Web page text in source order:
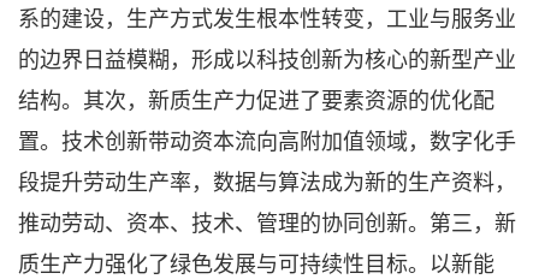
系的建设，生产方式发生根本性转变，工业与服务业
的边界日益模糊，形成以科技创新为核心的新型产业
结构。其次，新质生产力促进了要素资源的优化配
置。技术创新带动资本流向高附加值领域，数字化手
段提升劳动生产率，数据与算法成为新的生产资料，
推动劳动、资本、技术、管理的协同创新。第三，新
质生产力强化了绿色发展与可持续性目标。以新能